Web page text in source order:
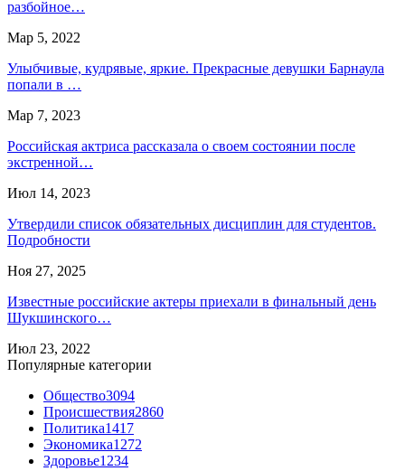
разбойное…
Мар 5, 2022
Улыбчивые, кудрявые, яркие. Прекрасные девушки Барнаула
попали в …
Мар 7, 2023
Российская актриса рассказала о своем состоянии после
экстренной…
Июл 14, 2023
Утвердили список обязательных дисциплин для студентов.
Подробности
Ноя 27, 2025
Известные российские актеры приехали в финальный день
Шукшинского…
Июл 23, 2022
Популярные категории
Общество3094
Происшествия2860
Политика1417
Экономика1272
Здоровье1234